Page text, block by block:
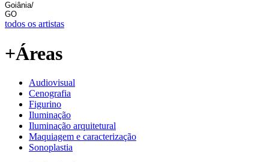
Goiânia/
GO
todos os artistas
+Áreas
Audiovisual
Cenografia
Figurino
Iluminação
Iluminação arquitetural
Maquiagem e caracterização
Sonoplastia